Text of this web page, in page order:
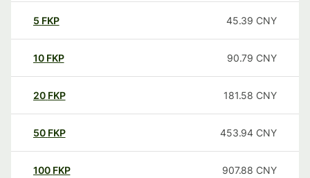
5 FKP 45.39 CNY
10 FKP 90.79 CNY
20 FKP 181.58 CNY
50 FKP 453.94 CNY
100 FKP 907.88 CNY